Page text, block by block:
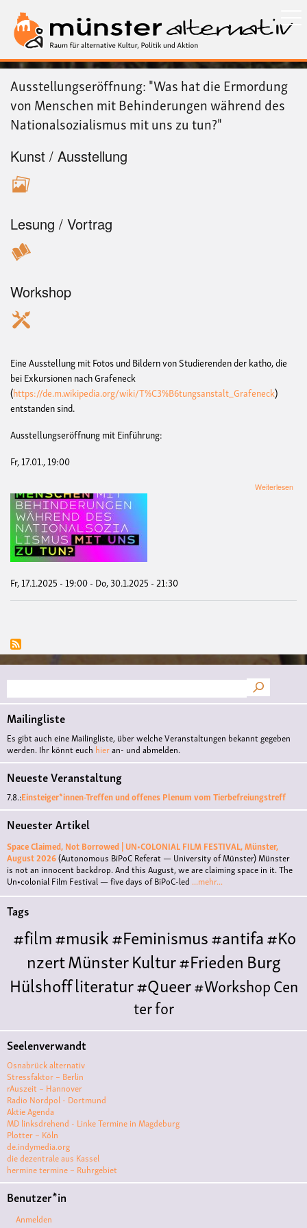
zum
Inhalt
Ausstellungseröffnung: "Was hat die Ermordung
von Menschen mit Behinderungen während des
Nationalsozialismus mit uns zu tun?"
Kunst / Ausstellung
Lesung / Vortrag
Workshop
Eine Ausstellung mit Fotos und Bildern von Studierenden der katho, die
bei Exkursionen nach Grafeneck
(https://de.m.wikipedia.org/wiki/T%C3%B6tungsanstalt_Grafeneck)
entstanden sind.
Ausstellungseröffnung mit Einführung:
Fr, 17.01., 19:00
Weiterlesen
Fr, 17.1.2025 - 19:00- Do, 30.1.2025 - 21:30
Suche
Mailingliste
Es gibt auch eine Mailingliste, über welche Veranstaltungen bekannt gegeben
werden. Ihr könnt euch hieran- und abmelden.
Neueste Veranstaltung
7.8.:Einsteiger*innen-Treffen und offenes Plenum vom Tierbefreiungstreff
Neuester Artikel
Space Claimed, Not Borrowed | UN•COLONIAL FILM FESTIVAL, Münster,
August 2026(Autonomous BiPoC Referat — University of Münster)Münster
is not an innocent backdrop. And this August, we are claiming space in it. The
Un•colonial Film Festival — five days of BiPoC-led ...mehr...
Tags
#film#musik#Feminismus#antifa#Ko
nzertMünsterKultur#FriedenBurg
Hülshoffliteratur#Queer#WorkshopCen
ter for
LiteraturePolyamoriePolytreff#liveKonzert
Polyamorietreff
Monogamie
ismuskunstantisemitismus
urDFG-
VKqueer
ve#film #kino #filmwerkstatt
#filmclub#Münster#BLACKBOXpunk#kino
#menschenrechte
Seelenverwandt
Osnabrück alternativ
Stressfaktor – Berlin
rAuszeit – Hannover
Radio Nordpol - Dortmund
Aktie Agenda
MD linksdrehend - Linke Termine in Magdeburg
Plotter – Köln
de.indymedia.org
die dezentrale aus Kassel
hermine termine – Ruhrgebiet
Benutzer*in
Anmelden